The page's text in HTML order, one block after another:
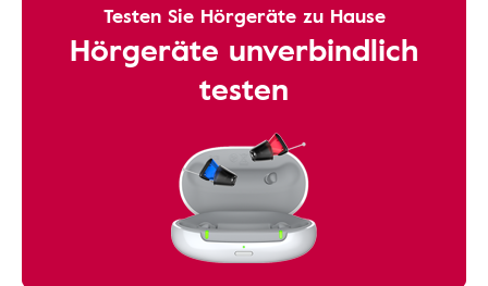
Testen Sie Hörgeräte zu Hause
Hörgeräte unverbindlich
testen